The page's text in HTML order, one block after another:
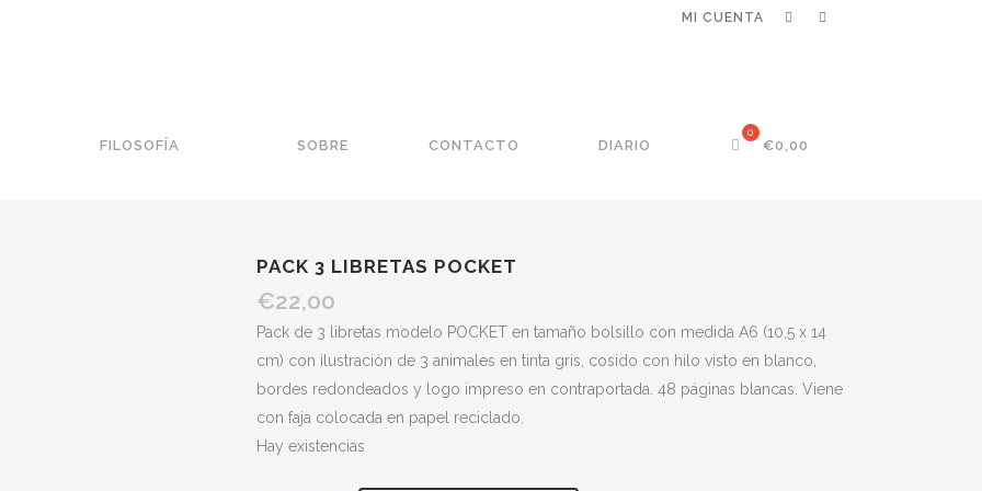
MI CUENTA
FILOSOFÍA SOBRE CONTACTO DIARIO €0,00
PACK 3 LIBRETAS POCKET
€22,00
Pack de 3 libretas modelo POCKET en tamaño bolsillo con medida A6 (10,5 x 14
cm) con ilustración de 3 animales en tinta gris, cosido con hilo visto en blanco,
bordes redondeados y logo impreso en contraportada. 48 páginas blancas. Viene
con faja colocada en papel reciclado.
Hay existencias